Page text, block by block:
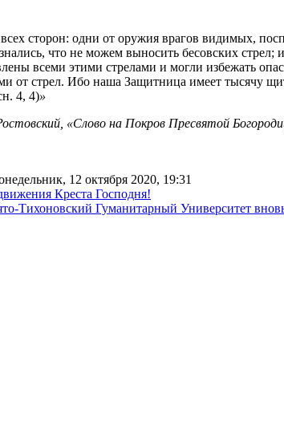
всех сторон: одни от оружия врагов видимых,
что не можем выносить бесовских
всеми этими стрелами и могли избежать
от стрел. Ибо наша Защитница имеет тысячу
4, 4)»
«Слово на Покров Пресвятой
12 октября 2020, 19:31
Креста Господня!
Тихоновский Гуманитарный Университет